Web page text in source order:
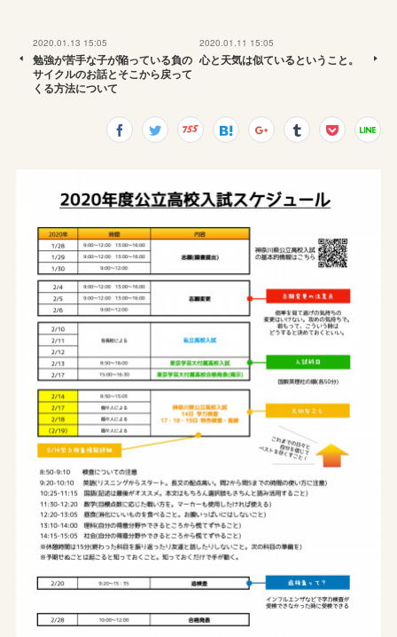
2020.01.13 15:05
勉強が苦手な子が陥っている負の
サイクルのお話とそこから戻って
くる方法について
2020.01.11 15:05
心と天気は似ているということ。